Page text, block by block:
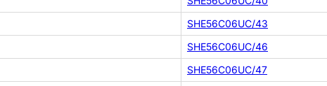
SHE56C06UC/43
SHE56C06UC/46
SHE56C06UC/47